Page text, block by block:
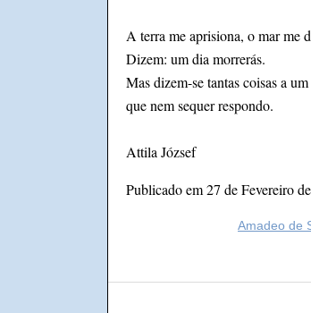
A terra me aprisiona, o mar me
Dizem: um dia morrerás.
Mas dizem-se tantas coisas a
que nem sequer respondo.
Attila József
Publicado em 27 de Fevereiro
Amadeo de